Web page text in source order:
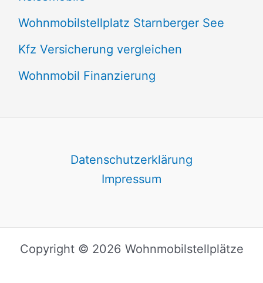
Wohnmobilstellplatz Starnberger See
Kfz Versicherung vergleichen
Wohnmobil Finanzierung
Datenschutzerklärung
Impressum
Copyright © 2026 Wohnmobilstellplätze